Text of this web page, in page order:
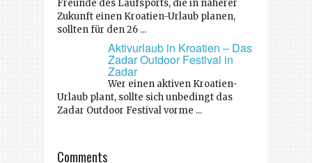
Freunde des Laufsports, die in näherer
Zukunft einen Kroatien-Urlaub planen,
sollten für den 26 ...
Aktivurlaub in Kroatien – Das
Zadar Outdoor Festival in
Zadar
Wer einen aktiven Kroatien-
Urlaub plant, sollte sich unbedingt das
Zadar Outdoor Festival vorme ...
Comments